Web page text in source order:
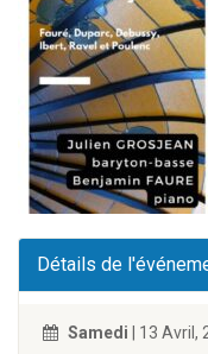
Détails de
Samedi | 13 Avril,